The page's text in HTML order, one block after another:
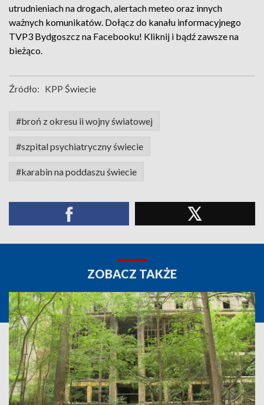
utrudnieniach na drogach, alertach meteo oraz innych
ważnych komunikatów. Dołącz do kanału informacyjnego
TVP3 Bydgoszcz na Facebooku! Kliknij i bądź zawsze na
bieżąco.
Źródło: KPP Świecie
#broń z okresu ii wojny światowej
#szpital psychiatryczny świecie
#karabin na poddaszu świecie
ZOBACZ TAKŻE